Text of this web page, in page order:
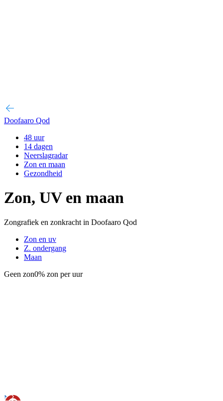
Doofaaro Qod
48 uur
14 dagen
Neerslagradar
Zon en maan
Gezondheid
Zon, UV en maan
Zongrafiek en zonkracht in Doofaaro Qod
Zon en uv
Z. ondergang
Maan
Geen zon0% zon per uur
Nu